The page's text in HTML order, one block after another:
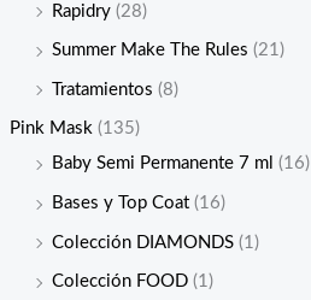
Rapidry (28)
Summer Make The Rules (21)
Tratamientos (8)
Pink Mask (135)
Baby Semi Permanente 7 ml (16)
Bases y Top Coat (16)
Colección DIAMONDS (1)
Colección FOOD (1)